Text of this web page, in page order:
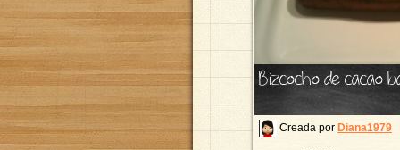
Bizcocho de cacao
Creada por Diana1979